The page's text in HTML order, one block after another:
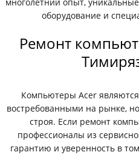
оборудование и
Ремонт
Компьютеры Acer
востребованными на рынке,
строя. Если ремонт
профессионалы из
гарантию и уверенность в